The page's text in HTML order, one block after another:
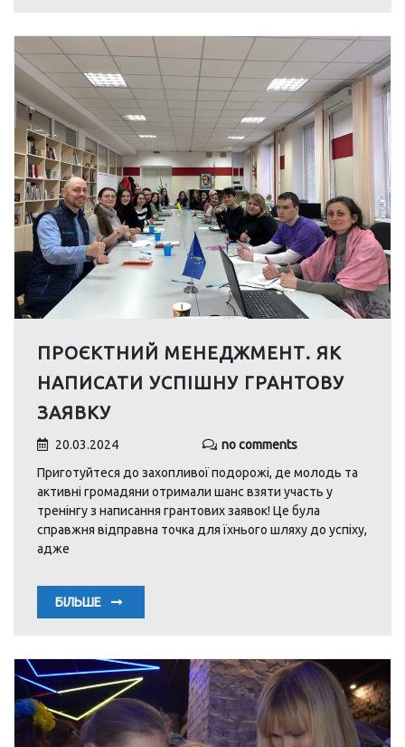
ПРОЄКТНИЙ МЕНЕДЖМЕНТ. ЯК
НАПИСАТИ УСПІШНУ ГРАНТОВУ
ЗАЯВКУ
20.03.2024
no comments
Приготуйтеся до захопливої подорожі, де молодь та
активні громадяни отримали шанс взяти участь у
тренінгу з написання грантових заявок! Це була
справжня відправна точка для їхнього шляху до успіху,
адже
БІЛЬШЕ